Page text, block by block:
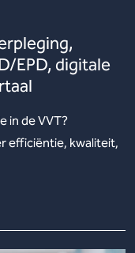
EPD, digitale
in de VVT?
efficiëntie, kwaliteit,